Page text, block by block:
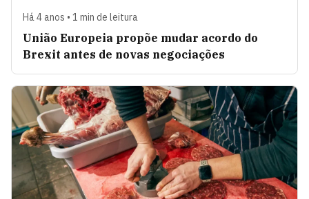
Há 4 anos • 1 min de leitura
União Europeia propõe mudar acordo do
Brexit antes de novas negociações